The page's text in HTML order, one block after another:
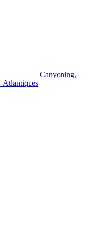
Canyoning,
Atlantiques